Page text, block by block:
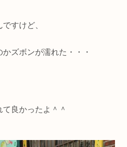
すけど、
ズボンが濡れた・・・
良かったよ＾＾